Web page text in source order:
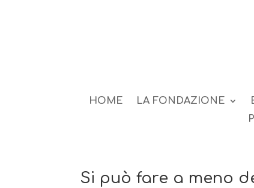
HOME LA FONDAZIONE
Si può fare a meno